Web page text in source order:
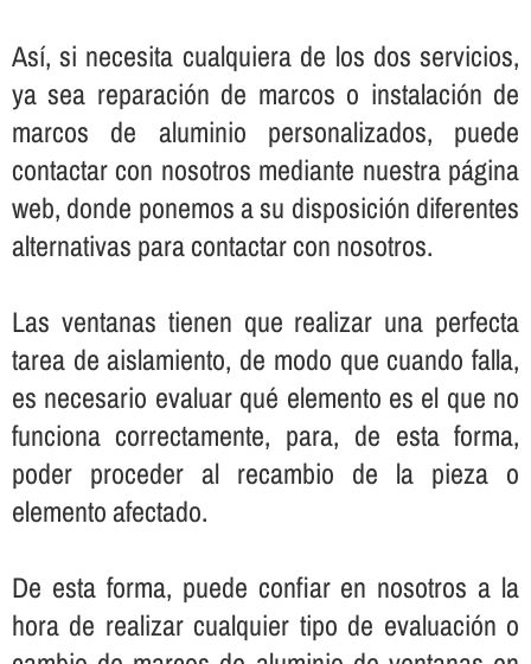
Así­, si necesita cualquiera de los dos servicios,
ya sea reparación de marcos o instalación de
marcos de aluminio personalizados, puede
contactar con nosotros mediante nuestra página
web, donde ponemos a su disposición diferentes
alternativas para contactar con nosotros.
Las ventanas tienen que realizar una perfecta
tarea de aislamiento, de modo que cuando falla,
es necesario evaluar qué elemento es el que no
funciona correctamente, para, de esta forma,
poder proceder al recambio de la pieza o
elemento afectado.
De esta forma, puede confiar en nosotros a la
hora de realizar cualquier tipo de evaluación o